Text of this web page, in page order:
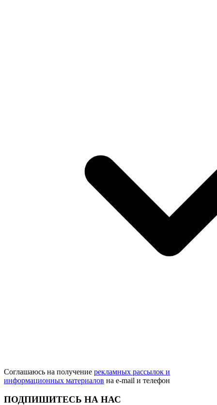
Соглашаюсь на получение рекламных рассылок и
информационных материалов на e‑mail и телефон
ПОДПИШИТЕСЬ НА НАС